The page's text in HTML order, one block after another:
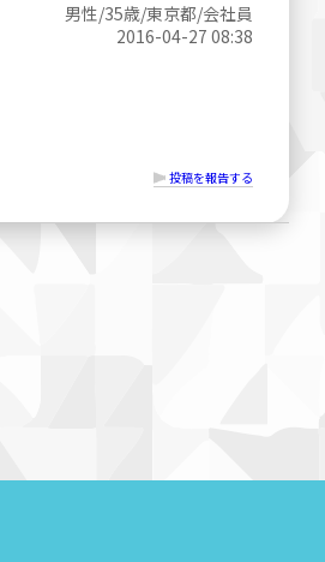
男性/35歳/東京都/会社員
2016-04-27 08:38
投稿を報告する